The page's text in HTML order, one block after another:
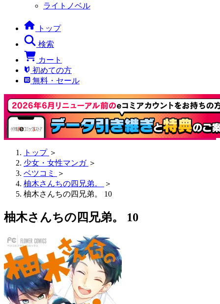
ライトノベル
トップ
検索
カート
初めての方
無料・セール
トップ ＞
少女・女性マンガ ＞
ベツコミ
＞
柚木さんちの四兄弟。
＞
柚木さんちの四兄弟。 10
柚木さんちの四兄弟。 10